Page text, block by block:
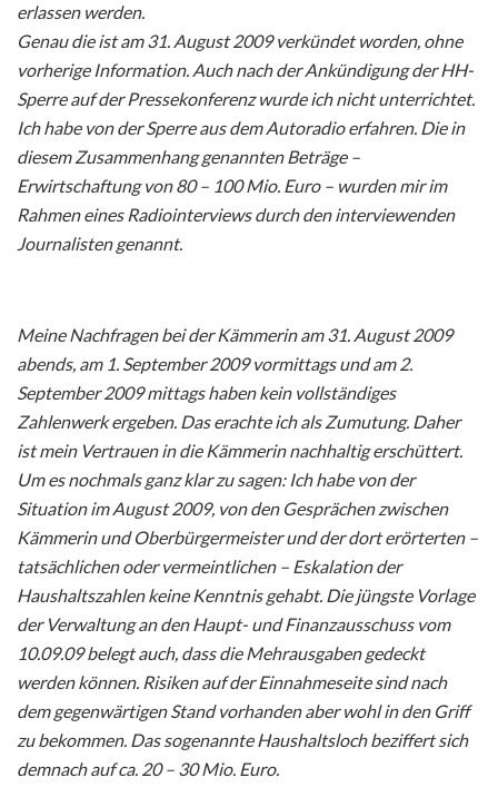
erlassen werden.
Genau die ist am 31. August 2009 verkündet worden, ohne
vorherige Information. Auch nach der Ankündigung der HH-
Sperre auf der Pressekonferenz wurde ich nicht unterrichtet.
Ich habe von der Sperre aus dem Autoradio erfahren. Die in
diesem Zusammenhang genannten Beträge –
Erwirtschaftung von 80 – 100 Mio. Euro – wurden mir im
Rahmen eines Radiointerviews durch den interviewenden
Journalisten genannt.
Meine Nachfragen bei der Kämmerin am 31. August 2009
abends, am 1. September 2009 vormittags und am 2.
September 2009 mittags haben kein vollständiges
Zahlenwerk ergeben. Das erachte ich als Zumutung. Daher
ist mein Vertrauen in die Kämmerin nachhaltig erschüttert.
Um es nochmals ganz klar zu sagen: Ich habe von der
Situation im August 2009, von den Gesprächen zwischen
Kämmerin und Oberbürgermeister und der dort erörterten –
tatsächlichen oder vermeintlichen – Eskalation der
Haushaltszahlen keine Kenntnis gehabt. Die jüngste Vorlage
der Verwaltung an den Haupt- und Finanzausschuss vom
10.09.09 belegt auch, dass die Mehrausgaben gedeckt
werden können. Risiken auf der Einnahmeseite sind nach
dem gegenwärtigen Stand vorhanden aber wohl in den Griff
zu bekommen. Das sogenannte Haushaltsloch beziffert sich
demnach auf ca. 20 – 30 Mio. Euro.